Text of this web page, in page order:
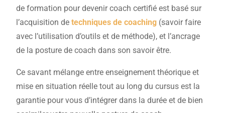
de formation pour devenir coach certifié est basé sur
l’acquisition detechniques de coaching (savoir faire
avec l’utilisation d’outils et de méthode), et l’ancrage
de la posture de coach dans son savoir être.
Ce savant mélange entre enseignement théorique et
mise en situation réelle tout au long du cursus est la
garantie pour vous d’intégrer dans la durée et de bien